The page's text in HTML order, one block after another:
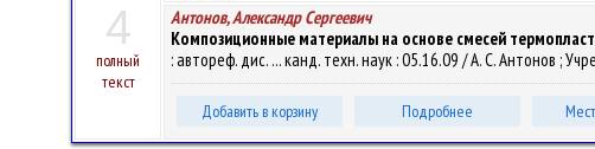
4
полный
текст
Антонов, Александр Сергеевич
Композиционные материалы на основе смесей
: автореф. дис. ... канд. техн. наук : 05.16.09 / А. С. Антонов ;
Добавить в корзину Подробнее